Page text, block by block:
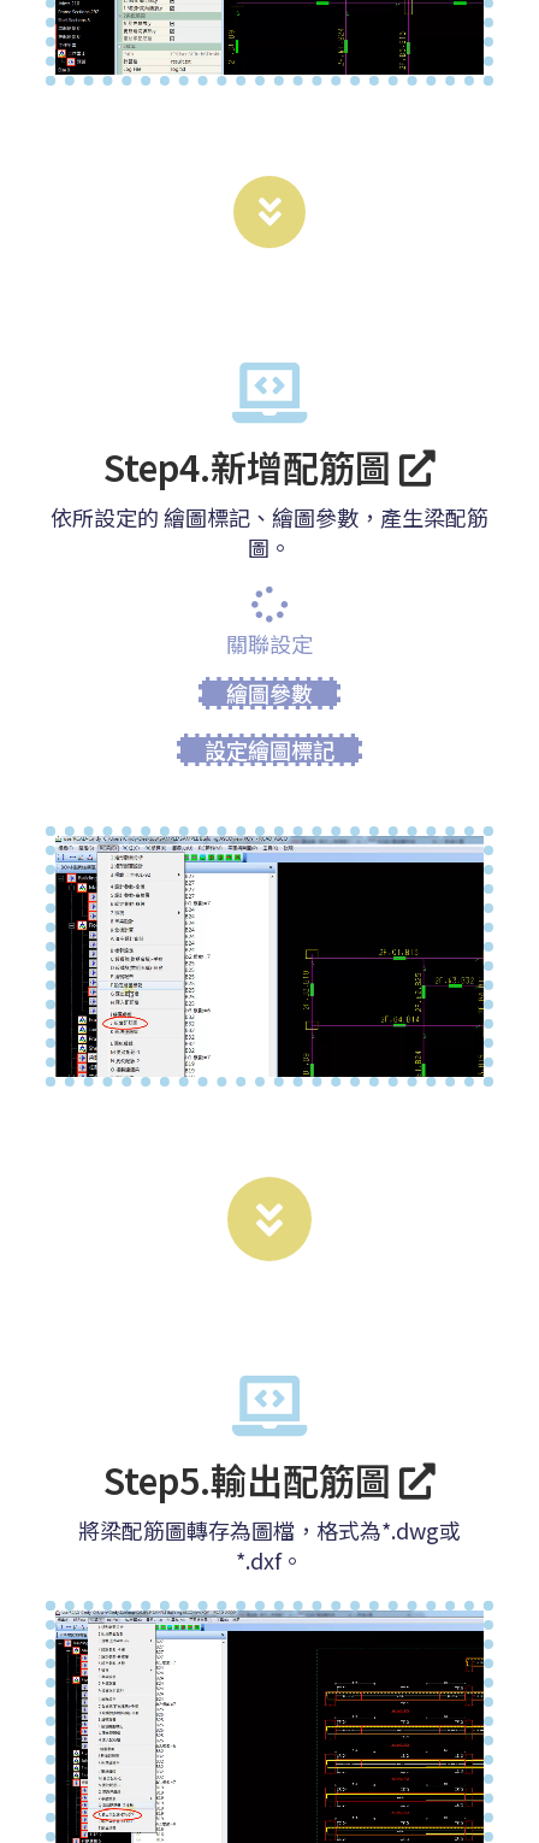
Step4.新增配筋圖
依所設定的 繪圖標記、繪圖參數，產生梁配筋
圖。
關聯設定
繪圖參數
設定繪圖標記
Step5.輸出配筋圖
將梁配筋圖轉存為圖檔，格式為*.dwg或
*.dxf。